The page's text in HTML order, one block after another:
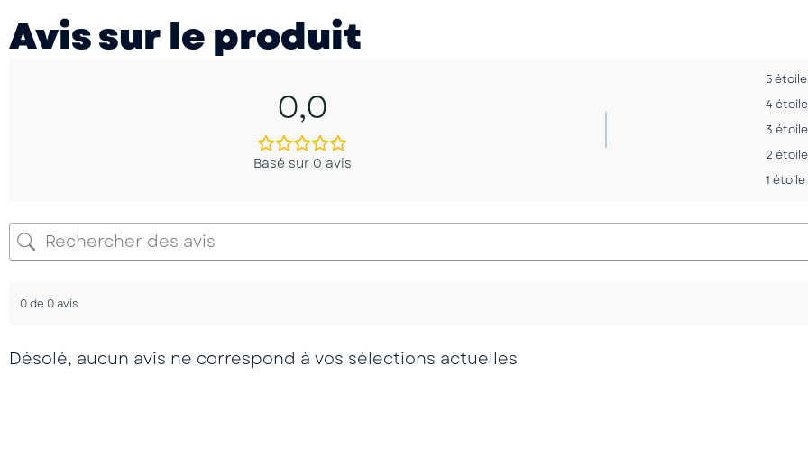
Avis sur le produit
0,0
Basé sur 0 avis
5
4
3
2
1 étoile
0 de 0 avis
Désolé, aucun avis ne correspond à vos sélections actuelles